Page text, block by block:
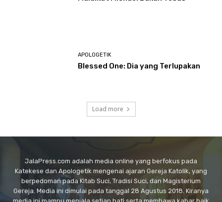
APOLOGETIK
Blessed One: Dia yang Terlupakan
Load more
JalaPress.com adalah media online yang berfokus pada
Katekese dan Apologetik mengenai ajaran Gereja Katolik, yang
berpedoman pada Kitab Suci, Tradisi Suci, dan Magisterium
Gereja. Media ini dimulai pada tanggal 28 Agustus 2018. Kiranya